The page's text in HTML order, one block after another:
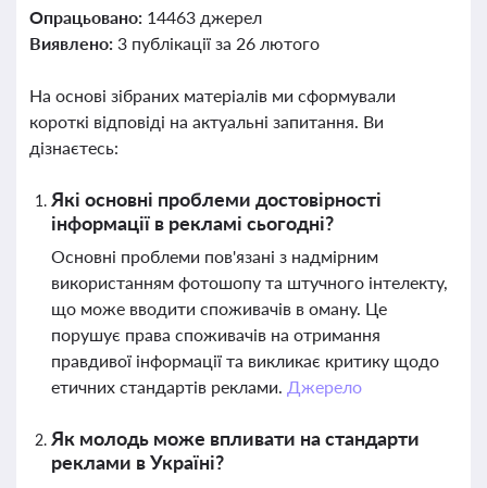
Опрацьовано: 14463 джерел
Виявлено: 3 публікації за 26 лютого
На основі зібраних матеріалів ми сформували
короткі відповіді на актуальні запитання. Ви
дізнаєтесь:
Які основні проблеми достовірності
інформації в рекламі сьогодні?
Основні проблеми пов'язані з надмірним
використанням фотошопу та штучного інтелекту,
що може вводити споживачів в оману. Це
порушує права споживачів на отримання
правдивої інформації та викликає критику щодо
етичних стандартів реклами. Джерело
Як молодь може впливати на стандарти
реклами в Україні?